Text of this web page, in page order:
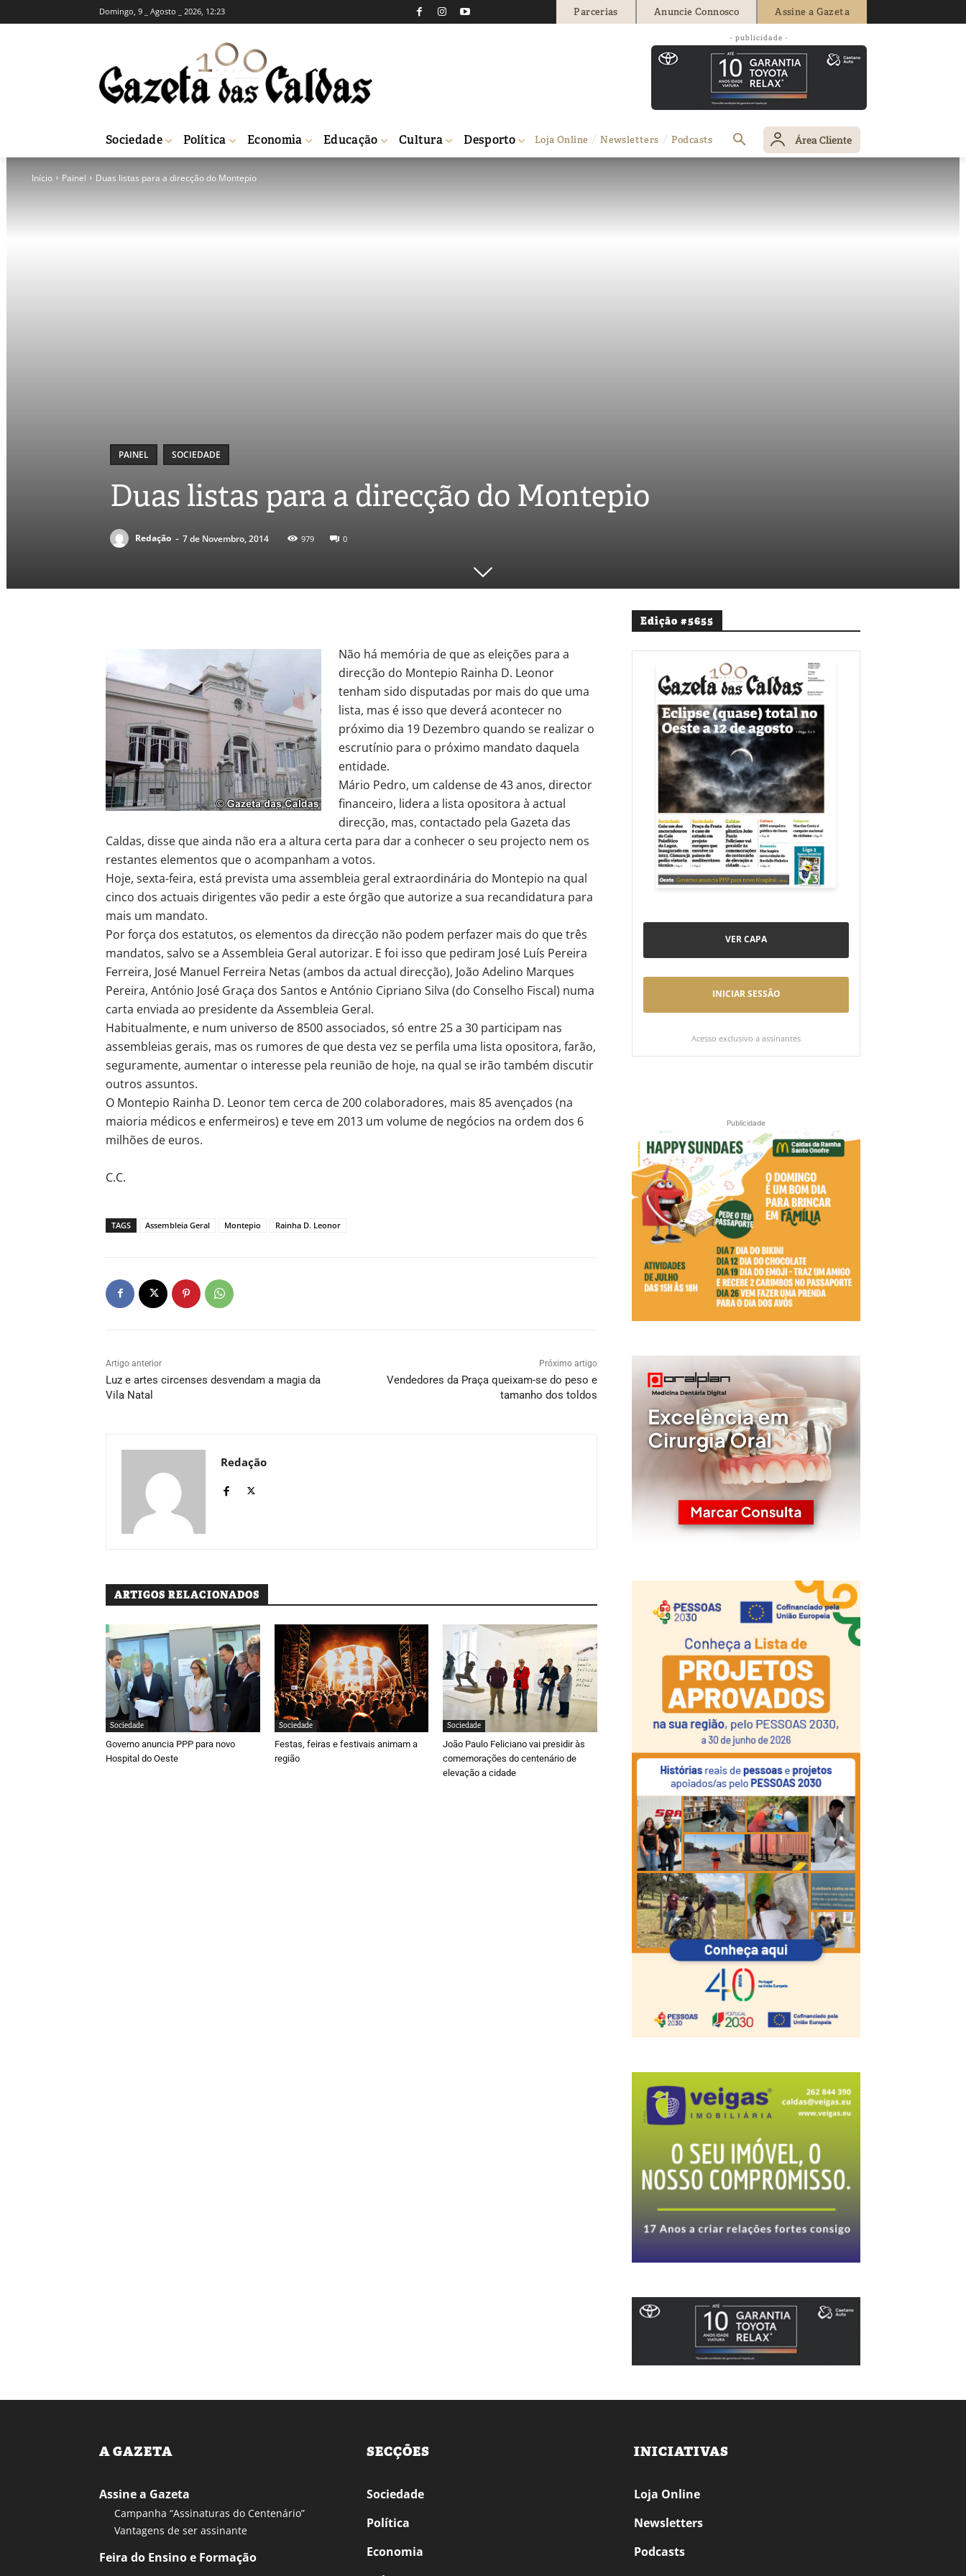
Domingo, 9 _ Agosto _ 2026, 12:23 Parcerias Anuncie Connosco Assine a Gazeta
- publicidade -
Sociedade Política Economia Educação Cultura Desporto Loja Online Newsletters Podcasts Área Cliente
Início Painel Duas listas para a direcção do Montepio
PAINEL SOCIEDADE
Duas listas para a direcção do Montepio
Redação - 7 de Novembro, 2014 979 0
Não há memória de que as eleições para a
direcção do Montepio Rainha D. Leonor
tenham sido disputadas por mais do que uma
lista, mas é isso que deverá acontecer no
próximo dia 19 Dezembro quando se realizar o
escrutínio para o próximo mandato daquela
entidade.
Mário Pedro, um caldense de 43 anos, director
financeiro, lidera a lista opositora à actual
direcção, mas, contactado pela Gazeta das
Caldas, disse que ainda não era a altura certa para dar a conhecer o seu projecto nem os
restantes elementos que o acompanham a votos.
Hoje, sexta-feira, está prevista uma assembleia geral extraordinária do Montepio na qual
cinco dos actuais dirigentes vão pedir a este órgão que autorize a sua recandidatura para
mais um mandato.
Por força dos estatutos, os elementos da direcção não podem perfazer mais do que três
mandatos, salvo se a Assembleia Geral autorizar. E foi isso que pediram José Luís Pereira
Ferreira, José Manuel Ferreira Netas (ambos da actual direcção), João Adelino Marques
Pereira, António José Graça dos Santos e António Cipriano Silva (do Conselho Fiscal) numa
carta enviada ao presidente da Assembleia Geral.
Habitualmente, e num universo de 8500 associados, só entre 25 a 30 participam nas
assembleias gerais, mas os rumores de que desta vez se perfila uma lista opositora, farão,
seguramente, aumentar o interesse pela reunião de hoje, na qual se irão também discutir
outros assuntos.
O Montepio Rainha D. Leonor tem cerca de 200 colaboradores, mais 85 avençados (na
maioria médicos e enfermeiros) e teve em 2013 um volume de negócios na ordem dos 6
milhões de euros.
C.C.
TAGS Assembleia Geral Montepio Rainha D. Leonor
Artigo anterior
Luz e artes circenses desvendam a magia da
Vila Natal
Próximo artigo
Vendedores da Praça queixam-se do peso e
tamanho dos toldos
Redação
ARTIGOS RELACIONADOS
Sociedade
Governo anuncia PPP para novo
Hospital do Oeste
Sociedade
Festas, feiras e festivais animam a
região
Sociedade
João Paulo Feliciano vai presidir às
comemorações do centenário de
elevação a cidade
Edição #5655
VER CAPA
INICIAR SESSÃO
Acesso exclusivo a assinantes
Publicidade
A GAZETA
Assine a Gazeta
Campanha “Assinaturas do Centenário”
Vantagens de ser assinante
Feira do Ensino e Formação
SECÇÕES
Sociedade
Política
Economia
INICIATIVAS
Loja Online
Newsletters
Podcasts